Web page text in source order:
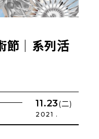
節｜系列活
11.23(二)
2021 .